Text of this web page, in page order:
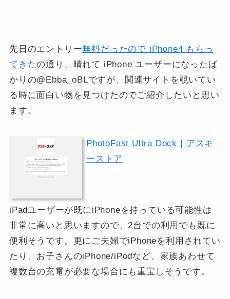
先日のエントリー無料だったので iPhone4 もらっ
てきたの通り、晴れて iPhone ユーザーになったば
かりの@Ebba_oBLですが、関連サイトを覗いてい
る時に面白い物を見つけたのでご紹介したいと思い
ます。
PhotoFast Ultra Dock｜アスキ
ーストア
iPadユーザーが既にiPhoneを持っている可能性は
非常に高いと思いますので、2台での利用でも既に
便利そうです。更にご夫婦でiPhoneを利用されてい
たり、お子さんのiPhone/iPodなど、家族あわせて
複数台の充電が必要な場合にも重宝しそうです。